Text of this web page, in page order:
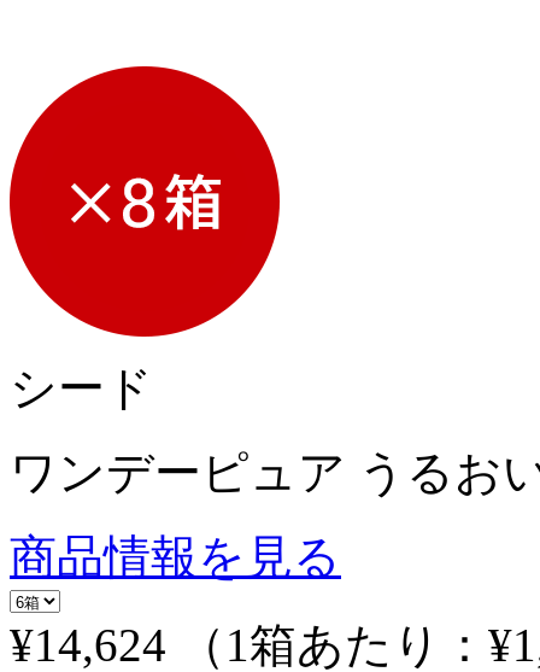
シード
ワンデーピュア うるお
商品情報を見る
¥14,624
（1箱あたり：